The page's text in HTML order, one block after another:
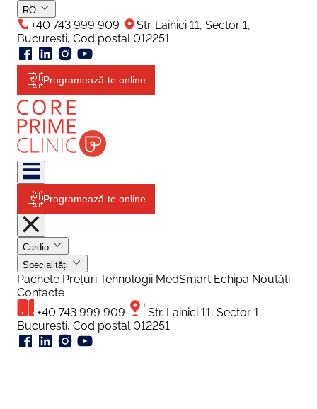
RO
+40 743 999 909
Str. Lainici 11, Sector 1,
Bucuresti, Cod postal 012251
Programează-te online
Programează-te online
Cardio
Specialități
Pachete Prețuri Tehnologii MedSmart Echipa Noutăți
Contacte
+40 743 999 909
Str. Lainici 11, Sector 1,
Bucuresti, Cod postal 012251